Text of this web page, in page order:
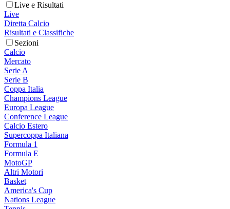
Live e Risultati
Live
Diretta Calcio
Risultati e Classifiche
Sezioni
Calcio
Mercato
Serie A
Serie B
Coppa Italia
Champions League
Europa League
Conference League
Calcio Estero
Supercoppa Italiana
Formula 1
Formula E
MotoGP
Altri Motori
Basket
America's Cup
Nations League